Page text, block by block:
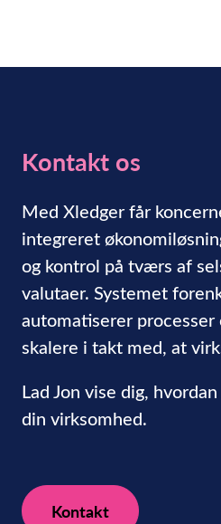
Kontakt os
Med Xledger får
integreret
og kontrol på tværs af
valutaer. Systemet
automatiserer
skalere i takt med, at
Lad Jon vise dig,
din virksomhed.
Kontakt